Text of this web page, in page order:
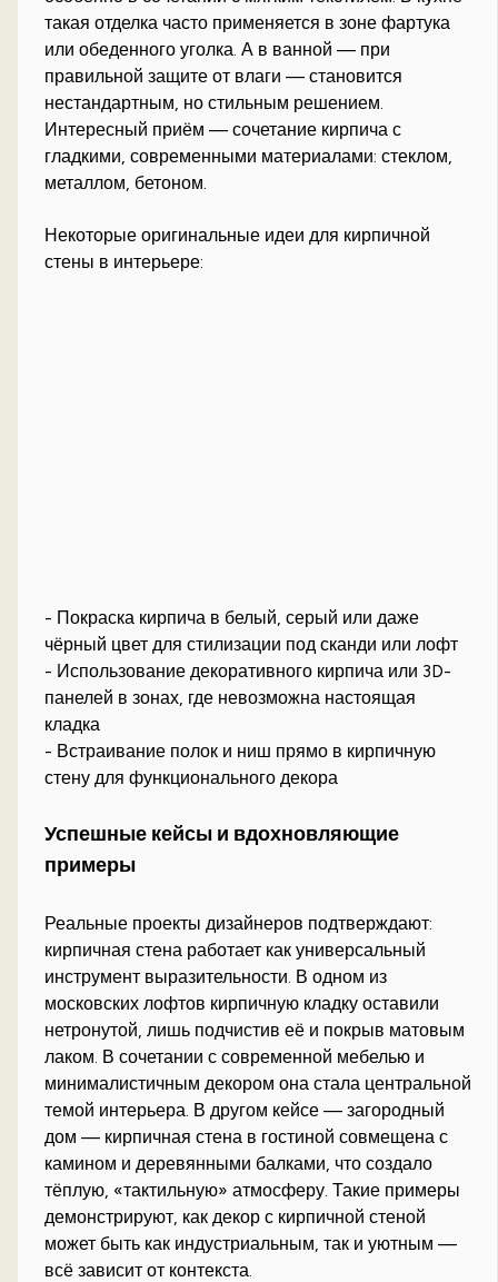
такая отделка часто применяется в зоне фартука
или обеденного уголка. А в ванной — при
правильной защите от влаги — становится
нестандартным, но стильным решением.
Интересный приём — сочетание кирпича с
гладкими, современными материалами: стеклом,
металлом, бетоном.
Некоторые оригинальные идеи для кирпичной
стены в интерьере:
- Покраска кирпича в белый, серый или даже
чёрный цвет для стилизации под сканди или лофт
- Использование декоративного кирпича или 3D-
панелей в зонах, где невозможна настоящая
кладка
- Встраивание полок и ниш прямо в кирпичную
стену для функционального декора
Успешные кейсы и вдохновляющие
примеры
Реальные проекты дизайнеров подтверждают:
кирпичная стена работает как универсальный
инструмент выразительности. В одном из
московских лофтов кирпичную кладку оставили
нетронутой, лишь подчистив её и покрыв матовым
лаком. В сочетании с современной мебелью и
минималистичным декором она стала центральной
темой интерьера. В другом кейсе — загородный
дом — кирпичная стена в гостиной совмещена с
камином и деревянными балками, что создало
тёплую, «тактильную» атмосферу. Такие примеры
демонстрируют, как декор с кирпичной стеной
может быть как индустриальным, так и уютным —
всё зависит от контекста.